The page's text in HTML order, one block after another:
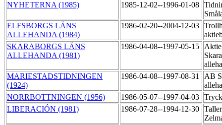
NYHETERNA (1985)
1985-12-02--1996-01-08
ELFSBORGS LÄNS
ALLEHANDA (1984)
1986-02-20--2004-12-03
SKARABORGS LÄNS
ALLEHANDA (1981)
1986-04-08--1997-05-15
MARIESTADSTIDNINGEN
(1924)
1986-04-08--1997-08-31
AB
NORRBOTTNINGEN (1956)
1986-05-07--1997-04-03
LIBERACIÓN (1981)
1986-07-28--1994-12-30